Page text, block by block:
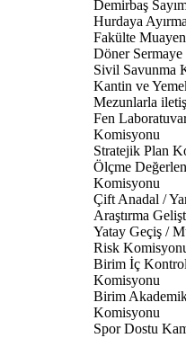
Demirbaş
Hurdaya
Fakülte
Döner
Sivil Savunma
Kantin ve
Mezunlarla
Fen
Komisyonu
Stratejik Plan
Ölçme
Komisyonu
Çift Anadal /
Araştırma
Yatay Geçiş /
Risk
Birim İç
Komisyonu
Birim
Komisyonu
Spor Dostu